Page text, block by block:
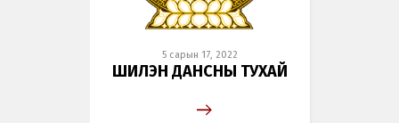
5 сарын 17, 2022
ШИЛЭН ДАНСНЫ ТУХАЙ